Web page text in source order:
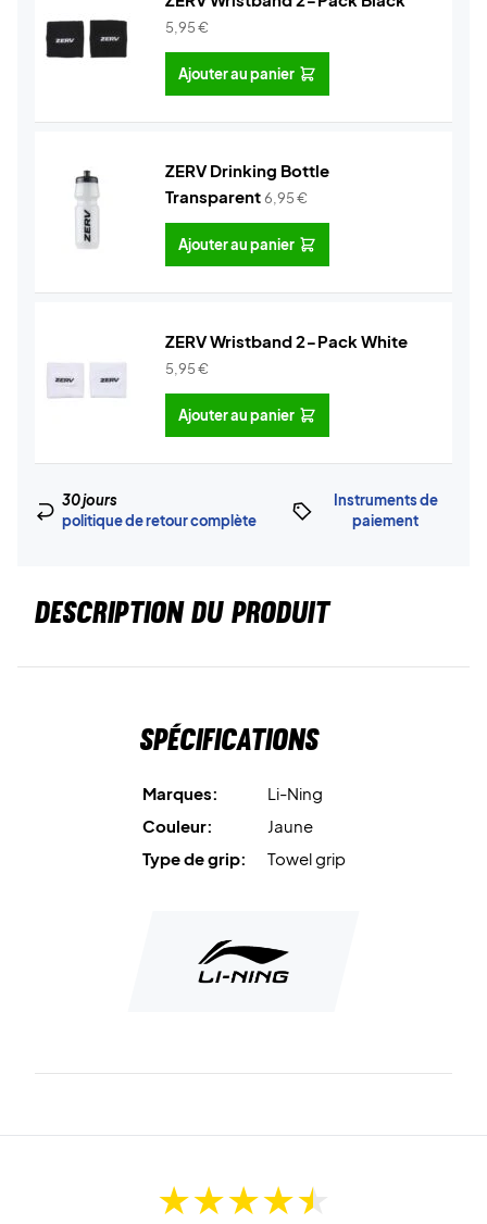
5,95€
Ajouter au panier
ZERV Drinking Bottle
Transparent6,95€
Ajouter au panier
ZERV Wristband 2-Pack White
5,95€
Ajouter au panier
30 jours
politique de retour complète
Instruments de
paiement
DESCRIPTION DU PRODUIT
Spécifications
Marques:
Li-Ning
Couleur:
Jaune
Type de grip:
Towel grip